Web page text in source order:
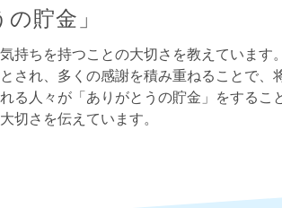
貯金」
持ちを持つことの大切さを教えています
され、多くの感謝を積み重ねることで、
る人々が「ありがとうの貯金」をするこ
切さを伝えています。